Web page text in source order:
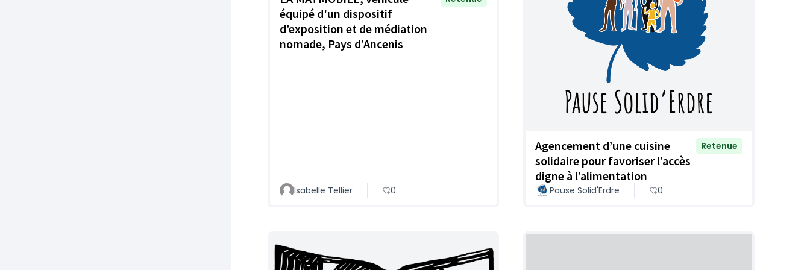
équipé d'un dispositif
d’exposition et de médiation
nomade, Pays d’Ancenis
Isabelle Tellier 0
Agencement d’une cuisine
solidaire pour favoriser l’accès
digne à l’alimentation
Retenue
Pause Solid'Erdre 0